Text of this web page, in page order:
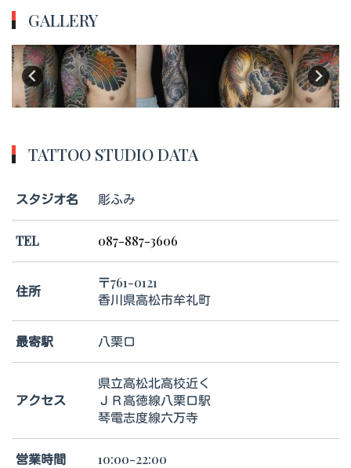
GALLERY
TATTOO STUDIO DATA
スタジオ名 彫ふみ
TEL 087-887-3606
住所
〒761-0121
香川県高松市牟礼町
最寄駅 八栗口
アクセス
県立高松北高校近く
ＪＲ高徳線八栗口駅
琴電志度線六万寺
営業時間 10:00-22:00